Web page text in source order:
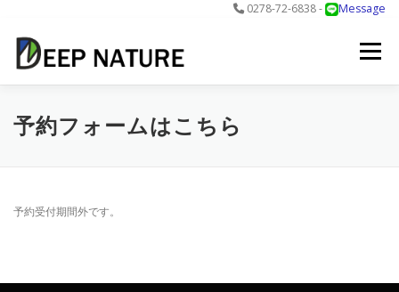
0278-72-6838 -
Message
メニュー
アクティビティ 料金 DNについて
予約フォームはこちら
予約受付期間外です。